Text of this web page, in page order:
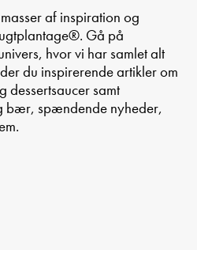
af inspiration og
Gå på
hvor vi har samlet alt
du inspirerende artikler om
dessertsaucer samt
bær, spændende nyheder,